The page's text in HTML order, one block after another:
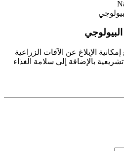
البيولوجي
الإبلاغ عن الآفات الزراعية
بالإضافة إلى سلامة الغذاء